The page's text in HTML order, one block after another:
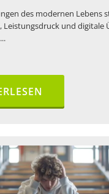
des modernen Lebens
Leistungsdruck und digitale